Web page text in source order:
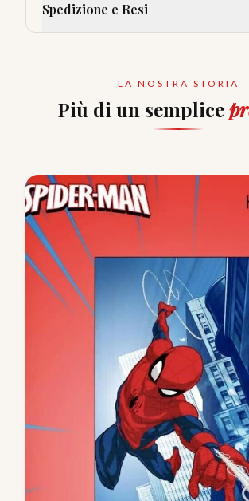
Spedizione e Resi
LA NOSTRA STORIA
Più di un semplice